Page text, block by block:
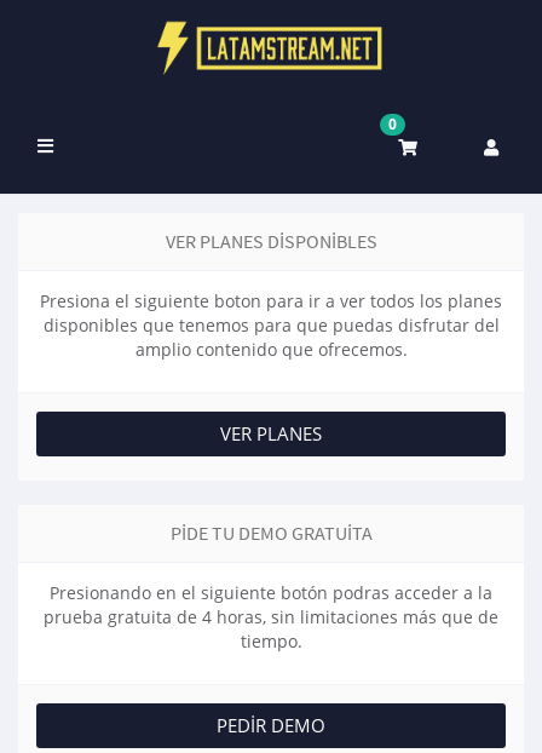
Toggle
0
VER PLANES DISPONIBLES
Presiona el siguiente boton para ir a ver todos los planes
disponibles que tenemos para que puedas disfrutar del
amplio contenido que ofrecemos.
VER PLANES
PIDE TU DEMO GRATUITA
Presionando en el siguiente botón podras acceder a la
prueba gratuita de 4 horas, sin limitaciones más que de
tiempo.
PEDIR DEMO